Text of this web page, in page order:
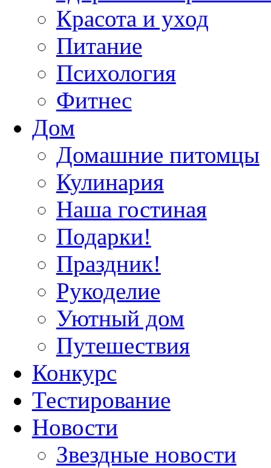
Красота и уход
Питание
Психология
Фитнес
Дом
Домашние питомцы
Кулинария
Наша гостиная
Подарки!
Праздник!
Рукоделие
Уютный дом
Путешествия
Конкурс
Тестирование
Новости
Звездные новости